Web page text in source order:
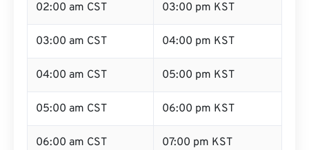
02:00 am CST 03:00 pm KST
03:00 am CST 04:00 pm KST
04:00 am CST 05:00 pm KST
05:00 am CST 06:00 pm KST
06:00 am CST 07:00 pm KST